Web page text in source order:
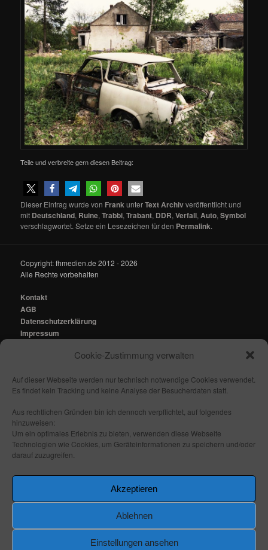
Cookie-Zustimmung verwalten
Auf dieser Webseite werden nur technisch notwendige Cookies verwendet.
Es findet kein Tracking und keine Analyse der Besucherdaten statt.
Aus rechtlichen Gründen bin ich dennoch verpflichtet, auf folgendes
hinzuweisen:
Um ein optimales Erlebnis zu bieten, verwenden diese Webseite
Technologien wie Cookies, um Geräteinformationen zu speichern und/oder
darauf zuzugreifen.
Akzeptieren
Ablehnen
Einstellungen ansehen
Teile und verbreite gern diesen Beitrag:
Dieser Eintrag wurde von FrankunterText Archivveröffentlicht und
mit Deutschland, Ruine,Trabbi,Trabant, DDR,Verfall, Auto,Symbol
verschlagwortet. Setze ein Lesezeichen für den Permalink.
Copyright: fhmedien.de 2012 - 2026
Alle Rechte vorbehalten
Kontakt
AGB
Datenschutzerklärung
Impressum
mail@fhmedien.de
Nach oben/ Seitenanfang
Folge mir:
_ _
Stolz präsentiert von WordPress